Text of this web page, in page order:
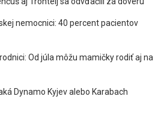
nemocnici: 40 percent pacientov
Od júla môžu mamičky rodiť aj na
Dynamo Kyjev alebo Karabach